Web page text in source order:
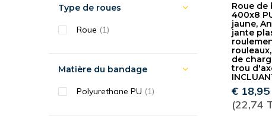
Roue
400x8
jaune,
jante
de
trou
€ 18,95
(22,74
Type de roues
Roue (1)
Matière du bandage
Polyurethane PU (1)